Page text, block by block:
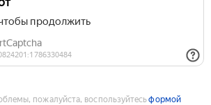
пожалуйста, воспользуйтесьформой